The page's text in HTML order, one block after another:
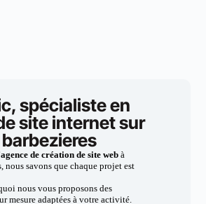
spécialiste en
site internet sur
agence de création de site webà
nous savons que chaque projet est
nous vous proposons des
mesure adaptées à votre activité.